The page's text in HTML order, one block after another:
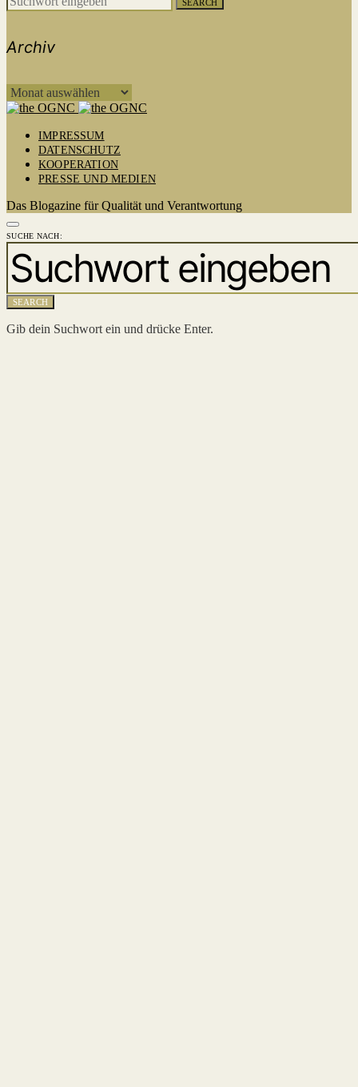
SEARCH
Archiv
ARCHIV
IMPRESSUM
DATENSCHUTZ
KOOPERATION
PRESSE UND MEDIEN
Das Blogazine für Qualität und Verantwortung
SUCHE NACH:
SEARCH
Gib dein Suchwort ein und drücke Enter.